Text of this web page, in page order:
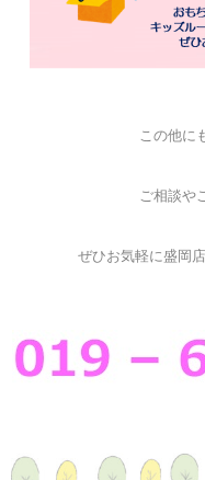
この他に
ご相談や
ぜひお気軽に盛岡